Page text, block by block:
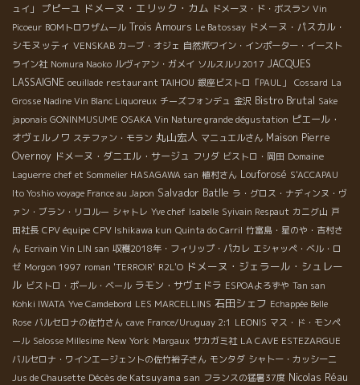
ュイ」
プピーユ ドメーヌ・エリック・カム ドメーヌ・ド・ボスラン Vin
Picoeur BOMトロワザムール Trois Amours Le Batossay ドメーヌ・パスカル・
シモヌッティ VENSKAB カーブ・オジェ 自然派ワイン・インポーター・イースト
ライン社 Nomura Naoko ルヴィアン・ガメイ ソルスルリ2017 JACQUES
LASSAIGNE oeuillade restaurant TAIHOU 銀座ビストロ「PAUL」 Cossard La
Grosse Nadine Vin Blanc Liquoreux チーズフォンデュ 金沢 Bistro Brutal Sake
japonais GONINMUSUME OSAKA Vin Nature grande dégustation ピエール・
オヴェルノワ ステファン・モラン 丸山宏人 マニュエルさん Maison Pierre
Overnoy ドメーヌ・ダニエル・サージュ フリダ ビストロ・岡田 Domaine
Laguerre chef et Sommelier HASAGAWA san 植村さん Louforosé S'ACCAPAU
Ito Yoshio voyage France au Japon Salvador Batlle ラ・グロス・ナディンヌ・ヴ
ァン・ブラン・リコルー シャトレ Yve chef Isabelle Syivain Respaut カニグ山 戸
田社長 CPV équipe CPV Ishikawa kun Quinta do Carril 竹富島・星のや・吉村さ
ん Ecrivain Vin LIN san 収穫2018年・フィリップ・パカレ エシャッペ・ベル・ロ
ゼ Morgon 1997 roman 'TERROIR' R2L'O ドメーヌ・ジェラール・シュレー
ル ビストロ・ポール・ベール ラモン・サヴェドラ ESPOAよろずや Tan san
Kohki IWATA Yve Camdebord LES MARCELLINS 石田シェフ Echappée Belle
Rose バルセロナの佐竹さん cave France/Uruguay 2:1 LEONIS マス・ド・モンペ
ール Selosse Millesime New York Margaux サカガミ社 LA CAVE ESTEZARGUE
バルセロナ・ワインエージェントの佐竹裕子さん モンタダ シャトー・カッシーニ
Jus de Chausette Décès de Katsuyama san フランスの猛暑37度 Nicolas Réau